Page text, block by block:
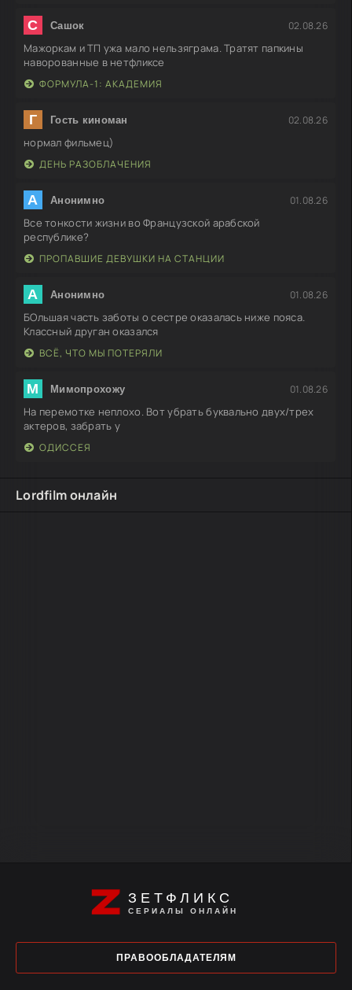
С Сашок 02.08.26
Мажоркам и ТП ужа мало нельзяграма. Тратят папкины
наворованные в нетфликсе
ФОРМУЛА-1: АКАДЕМИЯ
Г Гость киноман 02.08.26
нормал фильмец)
ДЕНЬ РАЗОБЛАЧЕНИЯ
А Анонимно 01.08.26
Все тонкости жизни во Французской арабской
республике?
ПРОПАВШИЕ ДЕВУШКИ НА СТАНЦИИ
А Анонимно 01.08.26
БОльшая часть заботы о сестре оказалась ниже пояса.
Классный друган оказался
ВСЁ, ЧТО МЫ ПОТЕРЯЛИ
М Мимопрохожу 01.08.26
На перемотке неплохо. Вот убрать буквально двух/трех
актеров, забрать у
ОДИССЕЯ
Lordfilm онлайн
ЗЕТФЛИКС
СЕРИАЛЫ ОНЛАЙН
ПРАВООБЛАДАТЕЛЯМ